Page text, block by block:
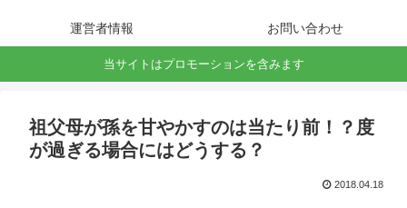
運営者情報 お問い合わせ
当サイトはプロモーションを含みます
祖父母が孫を甘やかすのは当たり前！？度
が過ぎる場合にはどうする？
2018.04.18